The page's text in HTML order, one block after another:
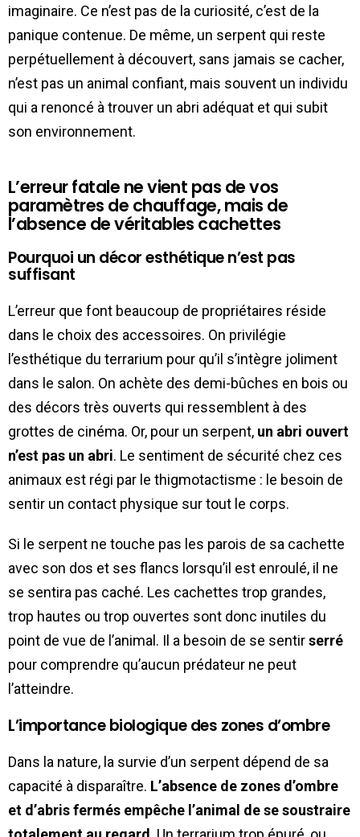
imaginaire. Ce n’est pas de la curiosité, c’est de la
panique contenue. De même, un serpent qui reste
perpétuellement à découvert, sans jamais se cacher,
n’est pas un animal confiant, mais souvent un individu
qui a renoncé à trouver un abri adéquat et qui subit
son environnement.
L’erreur fatale ne vient pas de vos
paramètres de chauffage, mais de
l’absence de véritables cachettes
Pourquoi un décor esthétique n’est pas
suffisant
L’erreur que font beaucoup de propriétaires réside
dans le choix des accessoires. On privilégie
l’esthétique du terrarium pour qu’il s’intègre joliment
dans le salon. On achète des demi-bûches en bois ou
des décors très ouverts qui ressemblent à des
grottes de cinéma. Or, pour un serpent, un abri ouvert
n’est pas un abri. Le sentiment de sécurité chez ces
animaux est régi par le thigmotactisme : le besoin de
sentir un contact physique sur tout le corps.
Si le serpent ne touche pas les parois de sa cachette
avec son dos et ses flancs lorsqu’il est enroulé, il ne
se sentira pas caché. Les cachettes trop grandes,
trop hautes ou trop ouvertes sont donc inutiles du
point de vue de l’animal. Il a besoin de se sentirserré
pour comprendre qu’aucun prédateur ne peut
l’atteindre.
L’importance biologique des zones d’ombre
Dans la nature, la survie d’un serpent dépend de sa
capacité à disparaître. L’absence de zones d’ombre
et d’abris fermés empêche l’animal de se soustraire